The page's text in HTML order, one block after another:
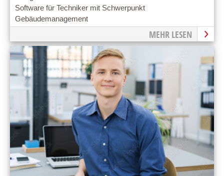
Software für Techniker mit Schwerpunkt
Gebäudemanagement
MEHR LESEN